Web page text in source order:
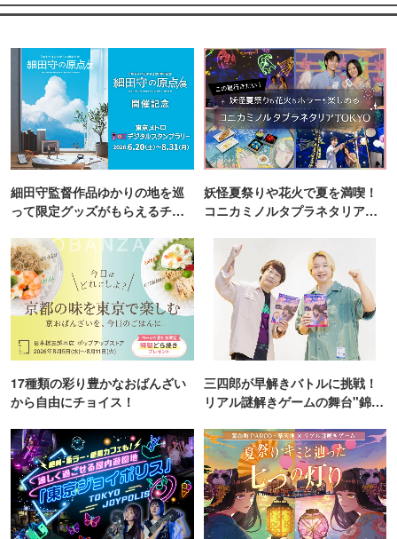
細田守監督作品ゆかりの地を巡
って限定グッズがもらえるチャ
妖怪夏祭りや花火で夏を満喫！
コニカミノルタプラネタリア
17種類の彩り豊かなおばんざい
から自由にチョイス！
三四郎が早解きバトルに挑戦！
リアル謎解きゲームの舞台"錦糸